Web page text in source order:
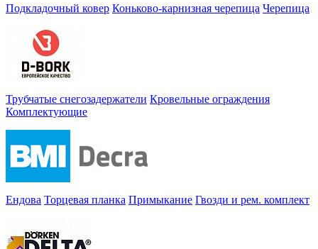
Подкладочный ковер Коньково-карнизная черепица Черепица
Трубчатые снегозадержатели Кровельные ограждения
Комплектующие
Ендова Торцевая планка Примыкание Гвозди и рем. комплект